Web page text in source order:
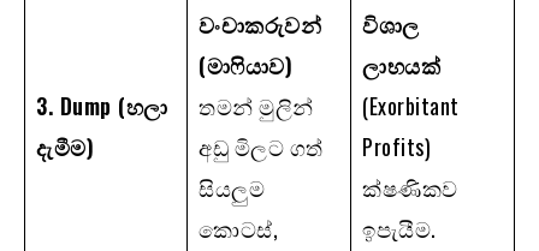
3. Dump (හලා
දැමීම)
වංචාකරුවන්
(මාෆියාව)
තමන් මුලින්
අඩු මිලට ගත්
සියලුම
කොටස්,
විශාල
ලාභයක්
(Exorbitant
Profits)
ක්ෂණිකව
ඉපැයීම.